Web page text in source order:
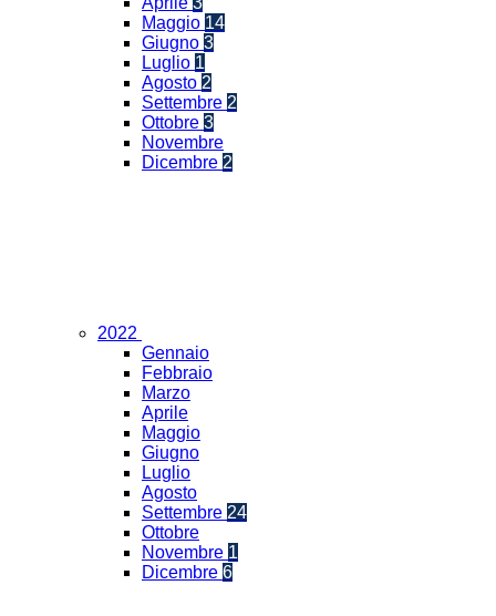
Maggio 14
Giugno 3
Luglio 1
Agosto 2
Settembre 2
Ottobre 3
Novembre
Dicembre 2
2022
Gennaio
Febbraio
Marzo
Aprile
Maggio
Giugno
Luglio
Agosto
Settembre 24
Ottobre
Novembre 1
Dicembre 6